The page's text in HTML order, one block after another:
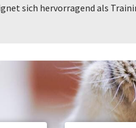
sich hervorragend als